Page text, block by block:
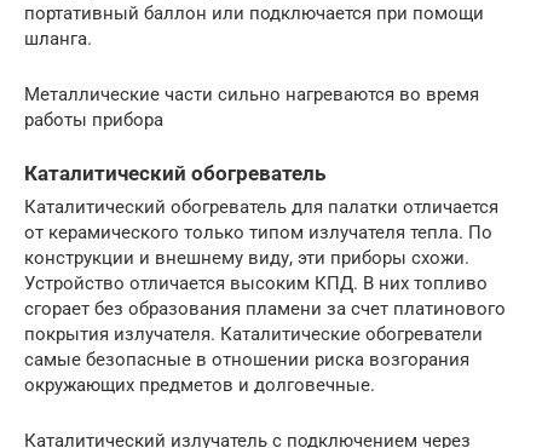
портативный баллон или подключается при помощи
шланга.
Металлические части сильно нагреваются во время
работы прибора
Каталитический обогреватель
Каталитический обогреватель для палатки отличается
от керамического только типом излучателя тепла. По
конструкции и внешнему виду, эти приборы схожи.
Устройство отличается высоким КПД. В них топливо
сгорает без образования пламени за счет платинового
покрытия излучателя. Каталитические обогреватели
самые безопасные в отношении риска возгорания
окружающих предметов и долговечные.
Каталитический излучатель с подключением через